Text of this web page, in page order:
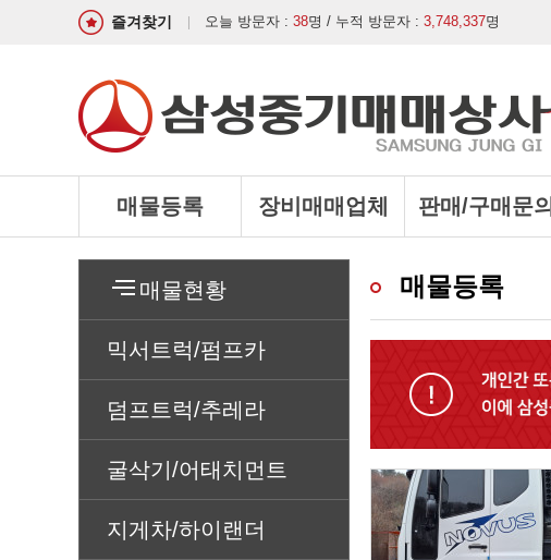
즐겨찾기 오늘 방문자 : 38명 / 누적 방문자 : 3,748,337명
매물등록 장비매매업체 판매/구매문의
매물현황
믹서트럭/펌프카
덤프트럭/추레라
굴삭기/어태치먼트
지게차/하이랜더
매물등록